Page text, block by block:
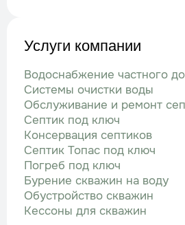
Услуги компании
Водоснабжение частного
Системы очистки воды
Обслуживание и ремонт
Септик под ключ
Консервация септиков
Септик Топас под ключ
Погреб под ключ
Бурение скважин на воду
Обустройство скважин
Кессоны для скважин